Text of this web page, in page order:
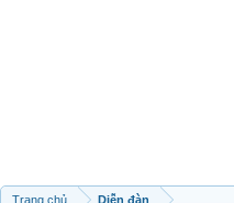
Trang chủ Diễn đàn